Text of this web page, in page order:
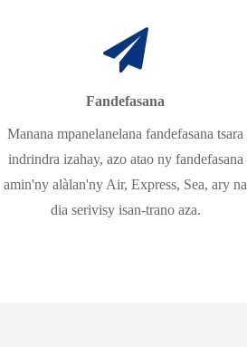
Fandefasana
Manana mpanelanelana fandefasana tsara
indrindra izahay, azo atao ny fandefasana
amin'ny alàlan'ny Air, Express, Sea, ary na
dia serivisy isan-trano aza.